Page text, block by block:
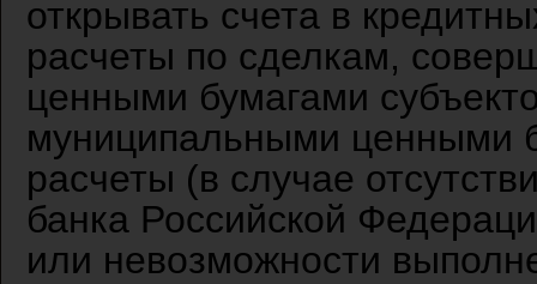
открывать счета в
расчеты по сделкам,
ценными бумагами
муниципальными ценными
расчеты (в случае
банка Российской
или невозможности